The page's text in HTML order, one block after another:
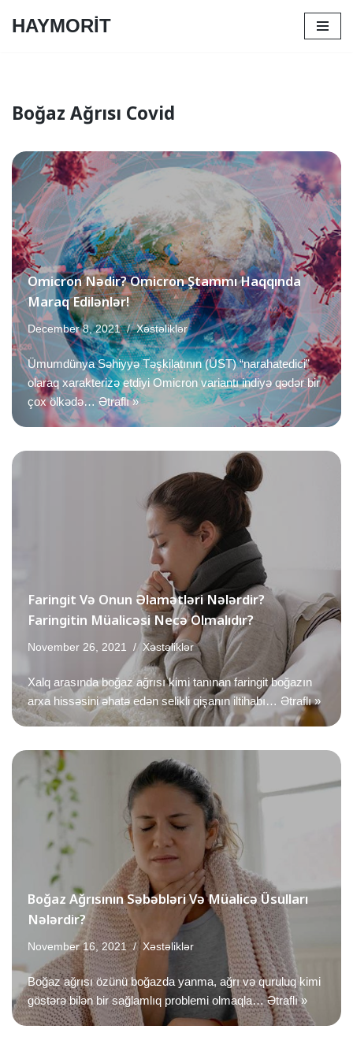
HAYMORİT
Boğaz Ağrısı Covid
Omicron Nədir? Omicron Ştammı Haqqında
Maraq Edilənlər!
December 8, 2021 Xəstəliklər
Ümumdünya Səhiyyə Təşkilatının (ÜST) “narahatedici”
olaraq xarakterizə etdiyi Omicron variantı indiyə qədər bir
çox ölkədə…Ətraflı »
Faringit Və Onun Əlamətləri Nələrdir?
Faringitin Müalicəsi Necə Olmalıdır?
November 26, 2021 Xəstəliklər
Xalq arasında boğaz ağrısı kimi tanınan faringit boğazın
arxa hissəsini əhatə edən selikli qişanın iltihabı… Ətraflı »
Boğaz Ağrısının Səbəbləri Və Müalicə Üsulları
Nələrdir?
November 16, 2021 Xəstəliklər
Boğaz ağrısı özünü boğazda yanma, ağrı və quruluq kimi
göstərə bilən bir sağlamlıq problemi olmaqla…Ətraflı »